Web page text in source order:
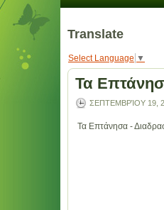
Translate
Select Language ▼
Τα
ΣΕΠΤΕΜΒΡΊΟΥ 19,
Τα Επτάνησα -